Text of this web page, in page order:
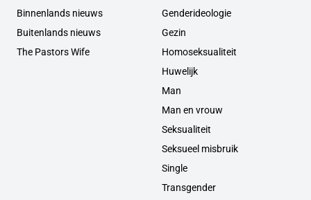
Binnenlands nieuws
Buitenlands nieuws
The Pastors Wife
Genderideologie
Gezin
Homoseksualiteit
Huwelijk
Man
Man en vrouw
Seksualiteit
Seksueel misbruik
Single
Transgender